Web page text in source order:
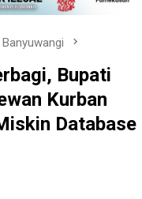
Banyuwangi
Bupati
Kurban
Database